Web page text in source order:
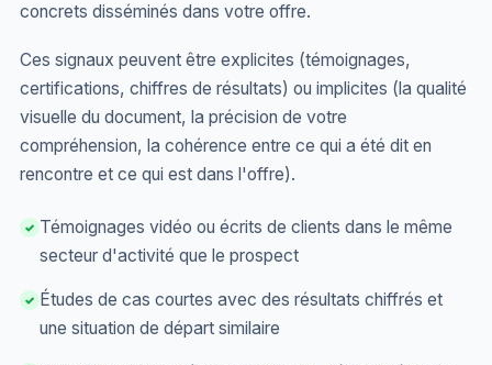
concrets disséminés dans votre offre.
Ces signaux peuvent être explicites (témoignages,
certifications, chiffres de résultats) ou implicites (la qualité
visuelle du document, la précision de votre
compréhension, la cohérence entre ce qui a été dit en
rencontre et ce qui est dans l'offre).
✓ Témoignages vidéo ou écrits de clients dans le même
secteur d'activité que le prospect
✓ Études de cas courtes avec des résultats chiffrés et
une situation de départ similaire